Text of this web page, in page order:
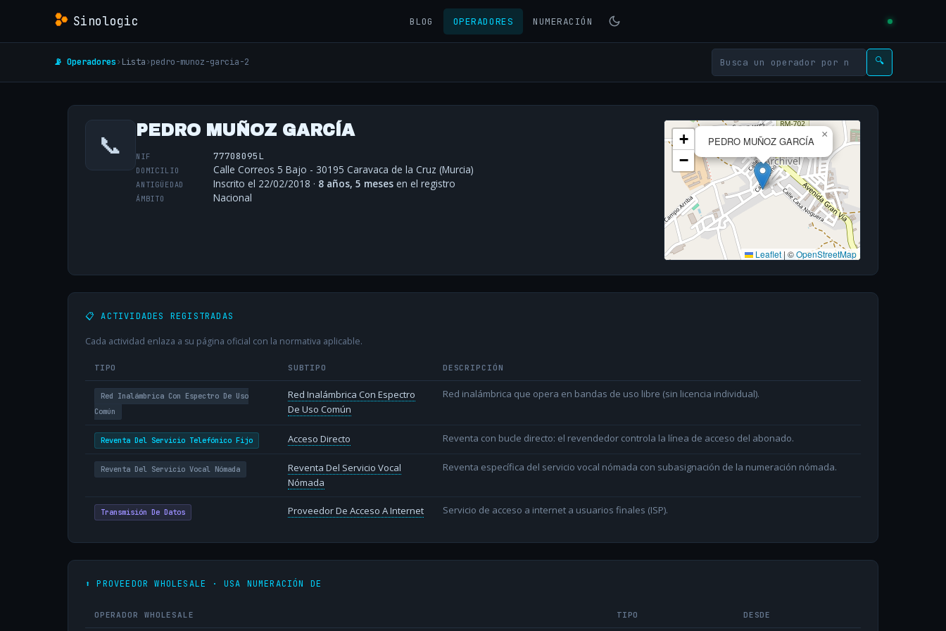
Sinologic BLOG OPERADORES NUMERACIÓN
📡 Operadores› Lista›pedro-munoz-garcia-2 🔍
📞 PEDRO MUÑOZ GARCÍA
NIF 77708095L
DOMICILIO Calle Correos 5 Bajo - 30195 Caravaca de la Cruz (Murcia)
ANTIGÜEDAD Inscrito el 22/02/2018 · 8 años, 5 meses en el registro
ÁMBITO Nacional
PEDRO MUÑOZ GARCÍA
×
+
−
Leaflet | ©OpenStreetMap
📋 ACTIVIDADES REGISTRADAS
Cada actividad enlaza a su página oficial con la normativa aplicable.
TIPO SUBTIPO DESCRIPCIÓN
Red Inalámbrica Con Espectro De Uso
Común
Red Inalámbrica Con Espectro
De Uso Común
Red inalámbrica que opera en bandas de uso libre (sin licencia individual).
Reventa Del Servicio Telefónico Fijo Acceso Directo Reventa con bucle directo: el revendedor controla la línea de acceso del abonado.
Reventa Del Servicio Vocal Nómada
Reventa Del Servicio Vocal
Nómada
Reventa específica del servicio vocal nómada con subasignación de la numeración nómada.
Transmisión De Datos Proveedor De Acceso A Internet Servicio de acceso a internet a usuarios finales (ISP).
⬆️ PROVEEDOR WHOLESALE · USA NUMERACIÓN DE
OPERADOR WHOLESALE TIPO DESDE